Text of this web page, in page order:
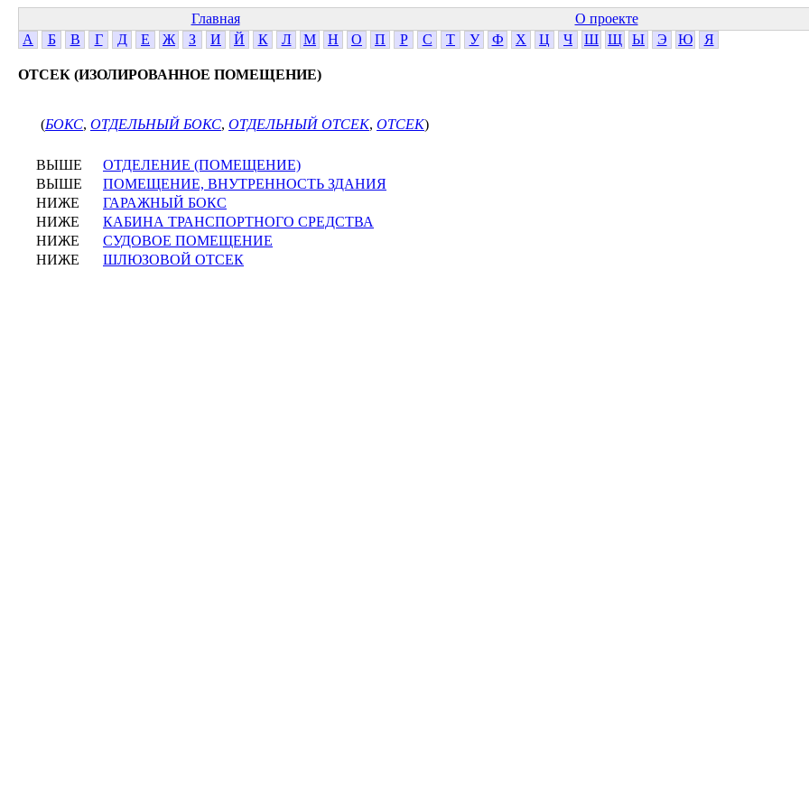
Главная О проекте
А
Б В Г Д Е Ж З И Й К Л М Н О П Р С Т У Ф Х Ц Ч Ш Щ Ы Э Ю Я
ОТСЕК (ИЗОЛИРОВАННОЕ ПОМЕЩЕНИЕ)
(БОКС, ОТДЕЛЬНЫЙ БОКС, ОТДЕЛЬНЫЙ ОТСЕК, ОТСЕК)
ВЫШЕ
ОТДЕЛЕНИЕ (ПОМЕЩЕНИЕ)
ВЫШЕ
ПОМЕЩЕНИЕ, ВНУТРЕННОСТЬ ЗДАНИЯ
НИЖЕ
ГАРАЖНЫЙ БОКС
НИЖЕ
КАБИНА ТРАНСПОРТНОГО СРЕДСТВА
НИЖЕ
СУДОВОЕ ПОМЕЩЕНИЕ
НИЖЕ
ШЛЮЗОВОЙ ОТСЕК